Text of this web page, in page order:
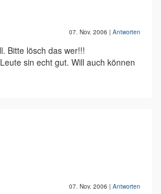
07. Nov. 2006 | Antworten
Bitte lösch das wer!!!
sin echt gut. Will auch können
07. Nov. 2006 | Antworten